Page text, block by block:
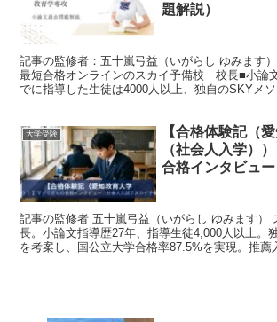
題解説）
記事の監修者：五十嵐弓益（いがらし ゆみます）
最短合格オンラインのスカイ予備校 校長■小論
でに指導した生徒は4000人以上、独自のSKYメソ
大学受験
【合格体験記（
（社会人入学）
合格インタビュ
記事の監修者 五十嵐弓益（いがらし ゆみます）
長。小論文指導歴27年、指導生徒4,000人以上。
を考案し、国公立大学合格率87.5%を実現。推薦